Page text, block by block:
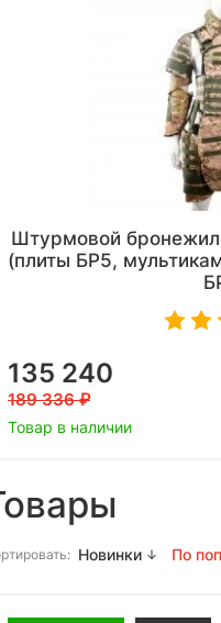
Штурмовой
(плиты БР5,
135 240
189 336
Товар в наличии
Новинки По